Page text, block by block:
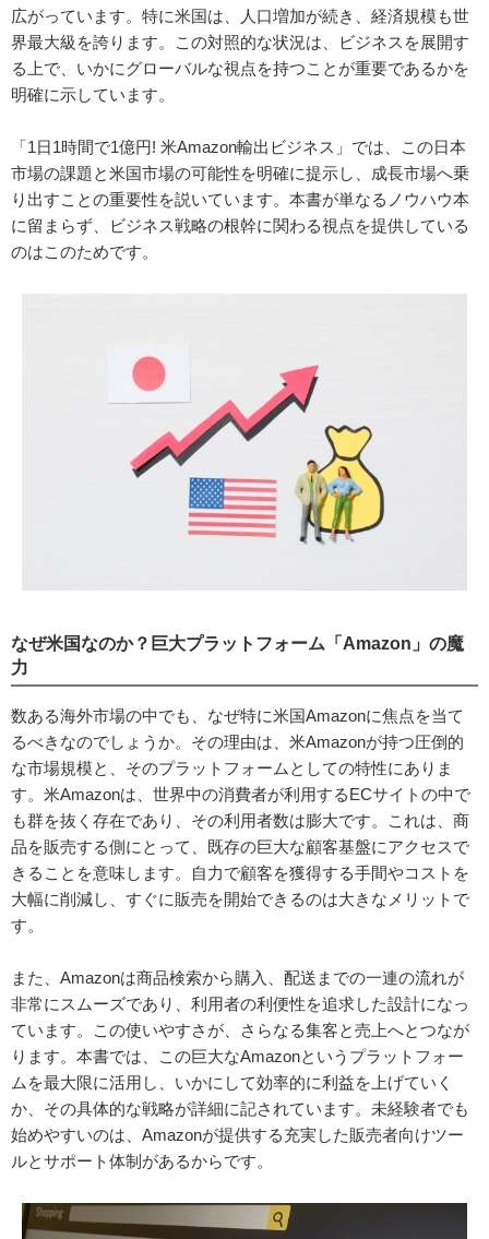
広がっています。特に米国は、人口増加が続き、経済規模も世
界最大級を誇ります。この対照的な状況は、ビジネスを展開す
る上で、いかにグローバルな視点を持つことが重要であるかを
明確に示しています。
「1日1時間で1億円! 米Amazon輸出ビジネス」では、この日本
市場の課題と米国市場の可能性を明確に提示し、成長市場へ乗
り出すことの重要性を説いています。本書が単なるノウハウ本
に留まらず、ビジネス戦略の根幹に関わる視点を提供している
のはこのためです。
なぜ米国なのか？巨大プラットフォーム「Amazon」の魔
力
数ある海外市場の中でも、なぜ特に米国Amazonに焦点を当て
るべきなのでしょうか。その理由は、米Amazonが持つ圧倒的
な市場規模と、そのプラットフォームとしての特性にありま
す。米Amazonは、世界中の消費者が利用するECサイトの中で
も群を抜く存在であり、その利用者数は膨大です。これは、商
品を販売する側にとって、既存の巨大な顧客基盤にアクセスで
きることを意味します。自力で顧客を獲得する手間やコストを
大幅に削減し、すぐに販売を開始できるのは大きなメリットで
す。
また、Amazonは商品検索から購入、配送までの一連の流れが
非常にスムーズであり、利用者の利便性を追求した設計になっ
ています。この使いやすさが、さらなる集客と売上へとつなが
ります。本書では、この巨大なAmazonというプラットフォー
ムを最大限に活用し、いかにして効率的に利益を上げていく
か、その具体的な戦略が詳細に記されています。未経験者でも
始めやすいのは、Amazonが提供する充実した販売者向けツー
ルとサポート体制があるからです。